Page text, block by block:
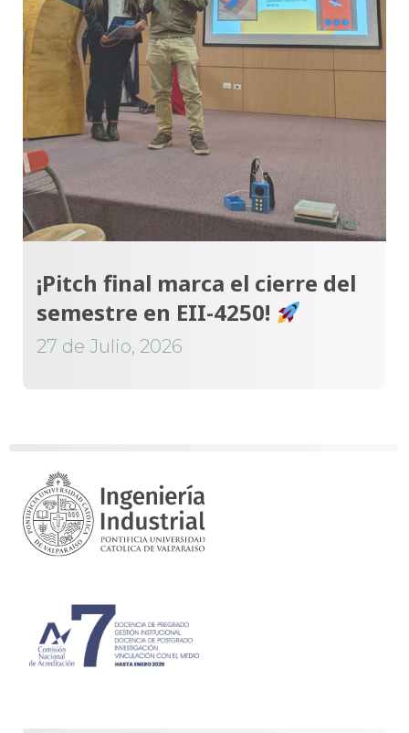
¡Pitch final marca el cierre del
semestre en EII-4250!
27 de Julio, 2026